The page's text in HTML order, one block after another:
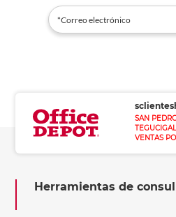
SAN
VENTAS
Herramientas de